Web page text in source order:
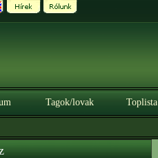
Tagok/lovak Toplista